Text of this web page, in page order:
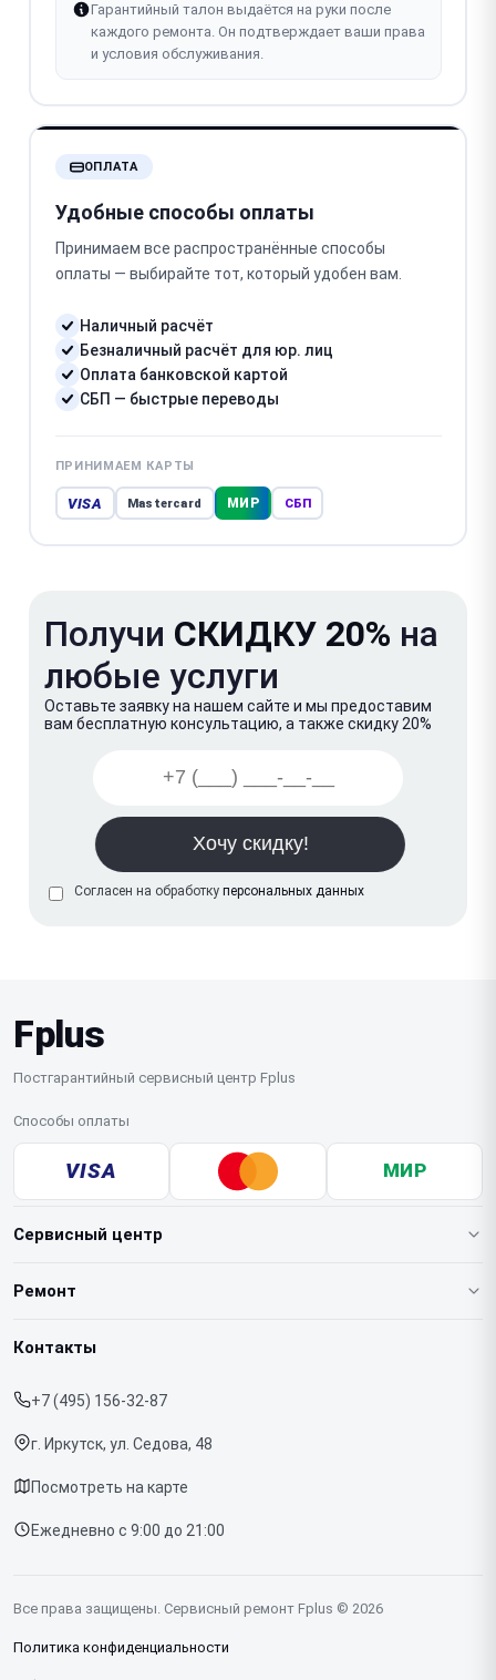
Гарантийный талон выдаётся на руки после
каждого ремонта. Он подтверждает ваши права
и условия обслуживания.
ОПЛАТА
Удобные способы оплаты
Принимаем все распространённые способы
оплаты — выбирайте тот, который удобен вам.
Наличный расчёт
Безналичный расчёт для юр. лиц
Оплата банковской картой
СБП — быстрые переводы
ПРИНИМАЕМ КАРТЫ
VISA Mastercard МИР СБП
Получи СКИДКУ 20% на
любые услуги
Оставьте заявку на нашем сайте и мы предоставим
вам бесплатную консультацию, а также скидку 20%
Согласен на обработку персональных данных
Fplus
Постгарантийный сервисный центр Fplus
Способы оплаты
VISA МИР
Сервисный центр
О нашем сервисе
Срочный ремонт
Доставка и способы оплаты
Диагностика
Контакты
Ремонт
Ноутбуков
Контакты
+7 (495) 156-32-87
г. Иркутск, ул. Седова, 48
Посмотреть на карте
Ежедневно с 9:00 до 21:00
Все права защищены. Сервисный ремонт Fplus © 2026
Политика конфиденциальности